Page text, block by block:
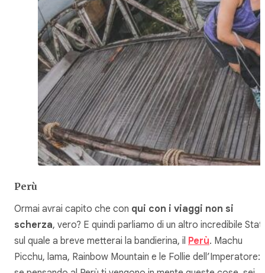
Perù
Ormai avrai capito che con qui con i viaggi non si
scherza, vero? E quindi parliamo di un altro incredibile
sul quale a breve metterai la bandierina, il Perù. Machu
Picchu, lama, Rainbow Mountain e le Follie dell’Imperatore: